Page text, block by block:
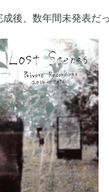
成後、数年間未発表